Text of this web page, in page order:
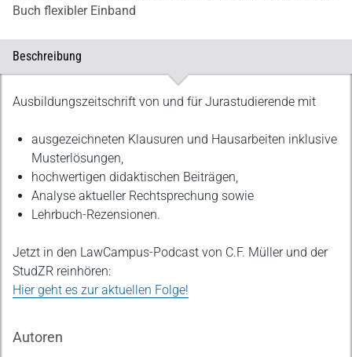
Buch flexibler Einband
Beschreibung
Beschreibung
Ausbildungszeitschrift von und für Jurastudierende mit
ausgezeichneten Klausuren und Hausarbeiten inklusive
Musterlösungen,
hochwertigen didaktischen Beiträgen,
Analyse aktueller Rechtsprechung sowie
Lehrbuch-Rezensionen.
Jetzt in den LawCampus-Podcast von C.F. Müller und der
StudZR reinhören:
Hier geht es zur aktuellen Folge!
Autoren